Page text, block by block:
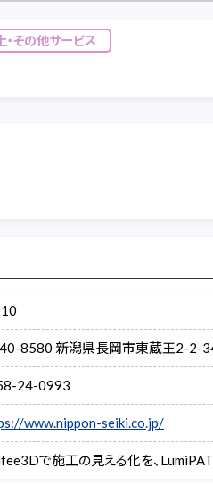
その他サービス
8580 新潟県長岡市東蔵王2-2-
24-0993
www.nippon-seiki.co.jp/
で施工の見える化を、